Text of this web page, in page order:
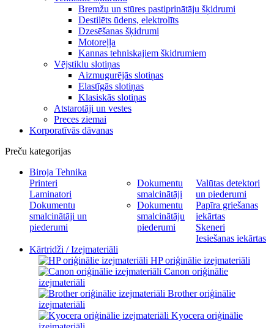
Bremžu un stūres pastiprinātāju šķidrumi
Destilēts ūdens, elektrolīts
Dzesēšanas šķidrumi
Motoreļļa
Kannas tehniskajiem škidrumiem
Vējstiklu slotiņas
Aizmugurējās slotiņas
Elastīgās slotiņas
Klasiskās slotiņas
Atstarotāji un vestes
Preces ziemai
Korporatīvās dāvanas
Preču kategorijas
Biroja Tehnika
Printeri
Laminatori
Dokumentu
smalcinātāji un
piederumi
Dokumentu
smalcinātāji
Dokumentu
smalcinātāju
piederumi
Valūtas detektori
un piederumi
Papīra griešanas
iekārtas
Skeneri
Iesiešanas iekārtas
Kārtridži / Izejmateriāli
HP oriģinālie izejmateriāli
Canon oriģinālie
izejmateriāli
Brother oriģinālie
izejmateriāli
Kyocera oriģinālie